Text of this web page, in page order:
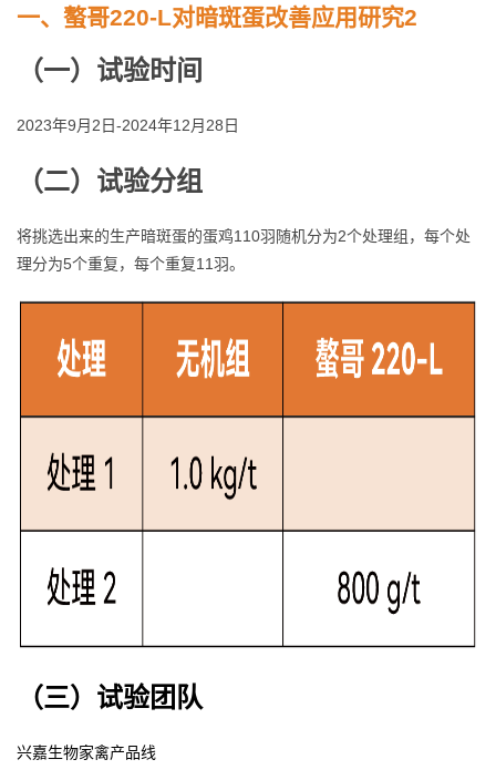
一、螯哥220-L对暗斑蛋改善应用研究2
（一） 试验时间
2023年9月2日-2024年12月28日
（二）试验分组
将挑选出来的生产暗斑蛋的蛋鸡110羽随机分为2个处理组，每个处
理分为5个重复，每个重复11羽。
（三）试验团队
兴嘉生物家禽产品线